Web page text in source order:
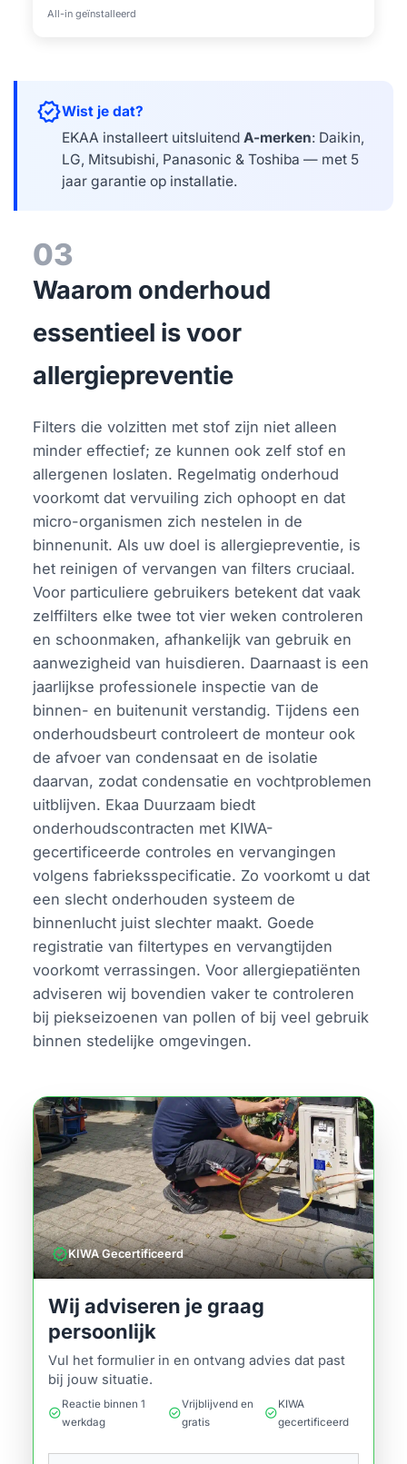
All-in geïnstalleerd
verifiedWist je dat?
EKAA installeert uitsluitendA-merken: Daikin,
LG, Mitsubishi, Panasonic & Toshiba — met 5
jaar garantie op installatie.
03
Waarom onderhoud
essentieel is voor
allergiepreventie
Filters die volzitten met stof zijn niet alleen
minder effectief; ze kunnen ook zelf stof en
allergenen loslaten. Regelmatig onderhoud
voorkomt dat vervuiling zich ophoopt en dat
micro-organismen zich nestelen in de
binnenunit. Als uw doel is allergiepreventie, is
het reinigen of vervangen van filters cruciaal.
Voor particuliere gebruikers betekent dat vaak
zelffilters elke twee tot vier weken controleren
en schoonmaken, afhankelijk van gebruik en
aanwezigheid van huisdieren. Daarnaast is een
jaarlijkse professionele inspectie van de
binnen- en buitenunit verstandig. Tijdens een
onderhoudsbeurt controleert de monteur ook
de afvoer van condensaat en de isolatie
daarvan, zodat condensatie en vochtproblemen
uitblijven. Ekaa Duurzaam biedt
onderhoudscontracten met KIWA-
gecertificeerde controles en vervangingen
volgens fabrieksspecificatie. Zo voorkomt u dat
een slecht onderhouden systeem de
binnenlucht juist slechter maakt. Goede
registratie van filtertypes en vervangtijden
voorkomt verrassingen. Voor allergiepatiënten
adviseren wij bovendien vaker te controleren
bij piekseizoenen van pollen of bij veel gebruik
binnen stedelijke omgevingen.
verifiedKIWA Gecertificeerd
Wij adviseren je graag
persoonlijk
Vul het formulier in en ontvang advies dat past
bij jouw situatie.
check_circle
Reactie binnen 1
werkdag
check_circle
Vrijblijvend en
gratis
check_circle
KIWA
gecertificeerd